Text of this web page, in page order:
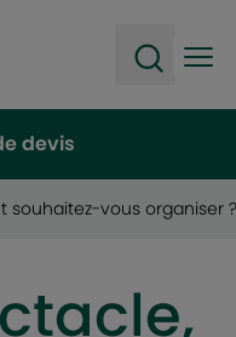
devis
souhaitez-vous organiser ?